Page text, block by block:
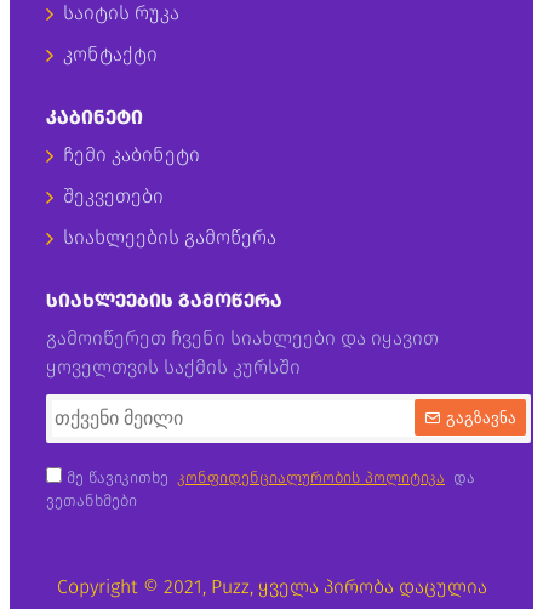
საიტის რუკა
კონტაქტი
ᲙᲐᲑᲘᲜᲔᲢᲘ
ჩემი კაბინეტი
შეკვეთები
სიახლეების გამოწერა
ᲡᲘᲐᲮᲚᲔᲔᲑᲘᲡ ᲒᲐᲛᲝᲬᲔᲠᲐ
გამოიწერეთ ჩვენი სიახლეები და იყავით
ყოველთვის საქმის კურსში
გაგზავნა
მე წავიკითხე კონფიდენციალურობის პოლიტიკა და
ვეთანხმები
Copyright © 2021, Puzz, ყველა პირობა დაცულია